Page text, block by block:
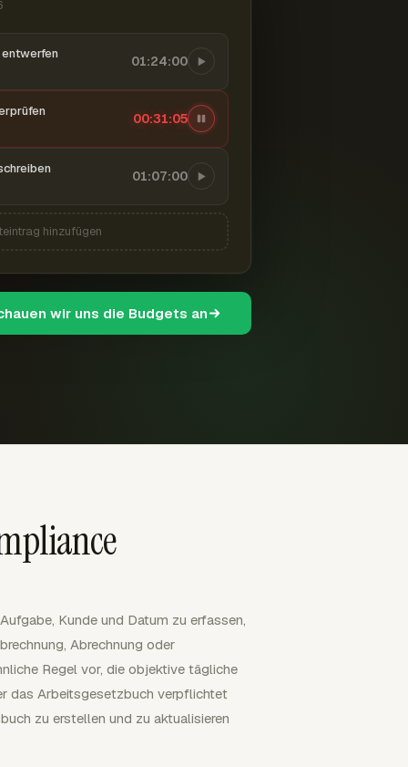
01:24:00
00:31:06
01:07:00
hinzufügen
wir uns die Budgets an
Kunde und Datum zu erfassen,
Abrechnung oder
Regel vor, die objektive tägliche
das Arbeitsgesetzbuch verpflichtet
zu erstellen und zu aktualisieren